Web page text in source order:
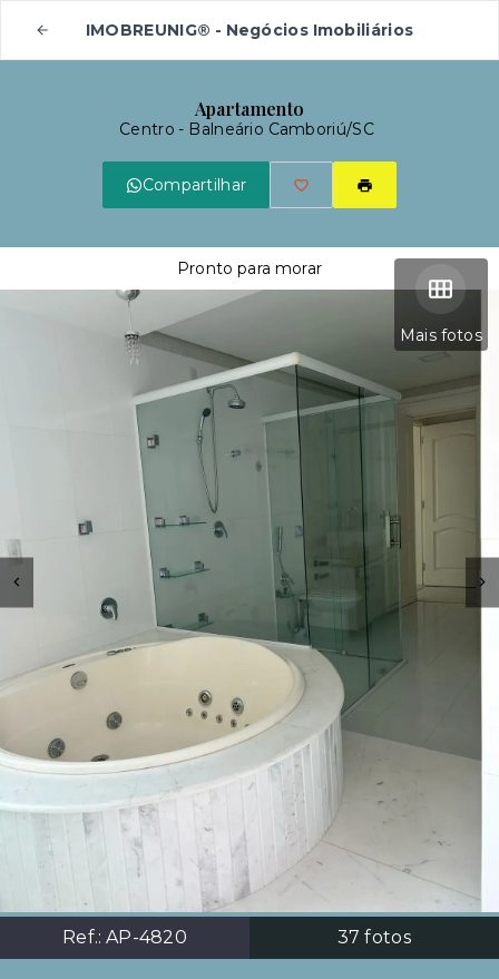
IMOBREUNIG® - Negócios Imobiliários
Apartamento
Centro - Balneário Camboriú/SC
Compartilhar
Mais fotos
Ref.: AP-4820 37 fotos
Pronto para morar